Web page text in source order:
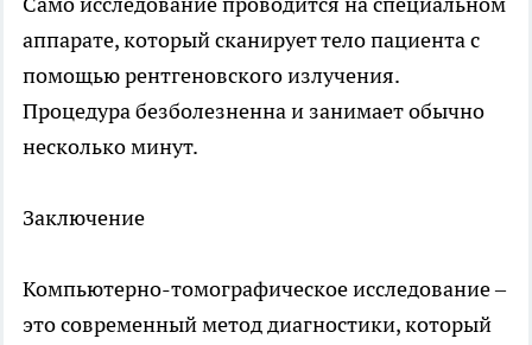
аппарате, который сканирует тело пациента с
помощью рентгеновского излучения.
Процедура безболезненна и занимает обычно
несколько минут.
Заключение
Компьютерно-томографическое исследование –
это современный метод диагностики, который